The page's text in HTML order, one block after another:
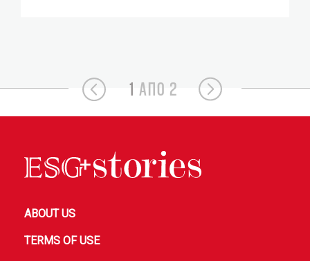
1 ΑΠΟ 2
ABOUT US
TERMS OF USE